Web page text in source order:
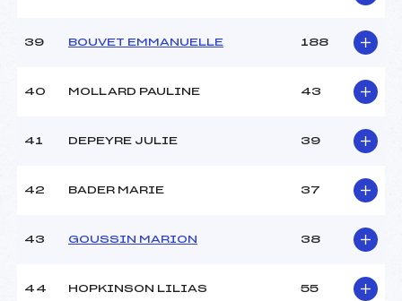
39 BOUVET EMMANUELLE 188
40 MOLLARD PAULINE 43
41 DEPEYRE JULIE 39
42 BADER MARIE 37
43 GOUSSIN MARION 38
44 HOPKINSON LILIAS 55